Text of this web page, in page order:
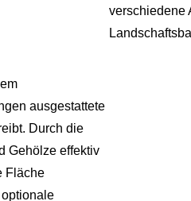
verschiedene
ausgestattete
Durch die
Gehölze effektiv
Fläche